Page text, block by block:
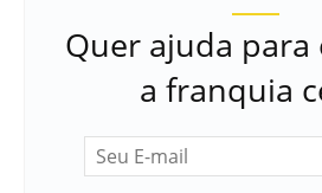
Quer ajuda
a franquia